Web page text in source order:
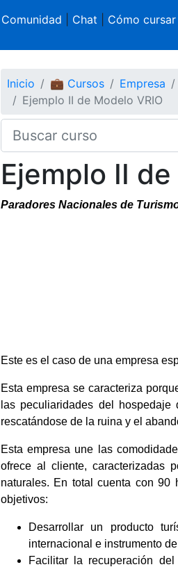
Comunidad Chat Cómo cursar
Inicio 💼 Cursos Empresa
Ejemplo II de Modelo VRIO
Ejemplo II
Paradores Nacionales de
Este es el caso de una empresa
Esta empresa se caracteriza
las peculiaridades del
rescatándose de la ruina y el
Esta empresa une las
ofrece al cliente, caracterizadas
naturales. En total cuenta con
objetivos:
Desarrollar un producto
internacional e instrumento
Facilitar la recuperación